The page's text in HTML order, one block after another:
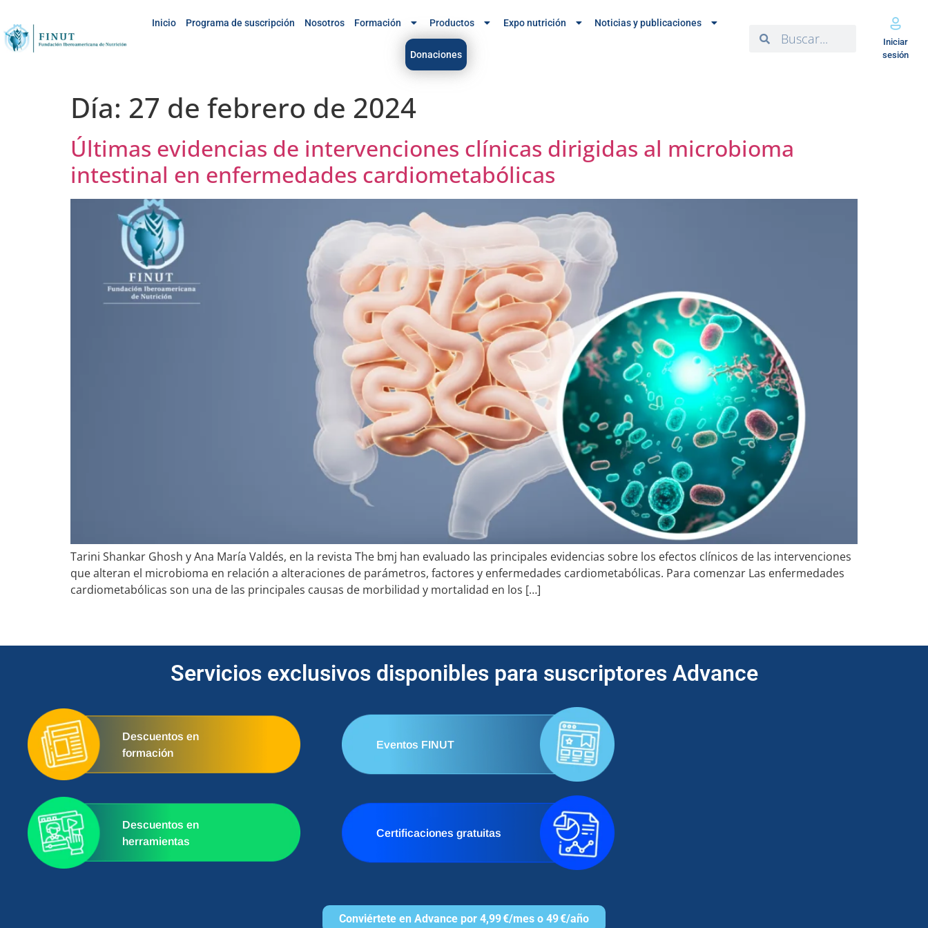
Inicio Programa de suscripción Nosotros Formación Productos Expo nutrición Noticias y publicaciones
Donaciones
Iniciar
sesión
Día: 27 de febrero de 2024
Últimas evidencias de intervenciones clínicas dirigidas al microbioma
intestinal en enfermedades cardiometabólicas
Tarini Shankar Ghosh y Ana María Valdés, en la revista The bmj han evaluado las principales evidencias sobre los efectos clínicos de las intervenciones
que alteran el microbioma en relación a alteraciones de parámetros, factores y enfermedades cardiometabólicas. Para comenzar Las enfermedades
cardiometabólicas son una de las principales causas de morbilidad y mortalidad en los […]
Servicios exclusivos disponibles para suscriptores Advance
Descuentos en
formación
Eventos FINUT
Descuentos en
herramientas
Certificaciones gratuitas
Conviértete en Advance por 4,99 €/mes o 49 €/año